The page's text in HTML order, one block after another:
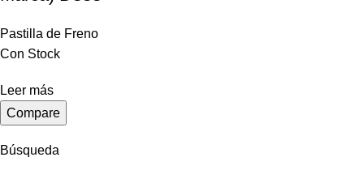
Búsqueda
Pastilla de Freno
Con Stock
Leer más
Compare